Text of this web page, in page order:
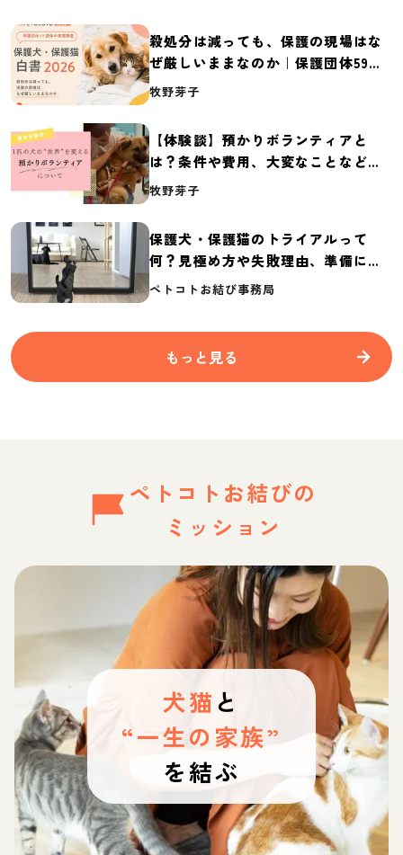
殺処分は減っても、保護の現場はな
ぜ厳しいままなのか｜保護団体59団
体の実態調査【保護犬・保護猫白書
牧野芽子
【体験談】預かりボランティアと
は？条件や費用、大変なことなど紹
介
牧野芽子
保護犬・保護猫のトライアルって
何？見極め方や失敗理由、準備に必
要なものを紹介
ペトコトお結び事務局
もっと見る
ペトコトお結びの
ミッション
犬猫 と
“一生の家族”
を結ぶ